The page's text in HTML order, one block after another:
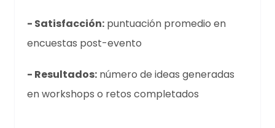
- Satisfacción: puntuación promedio en
encuestas post-evento
- Resultados: número de ideas generadas
en workshops o retos completados